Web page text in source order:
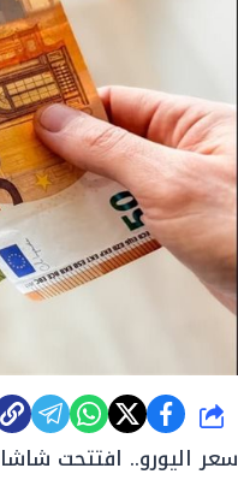
شارك
سعر اليورو.. افتتحت